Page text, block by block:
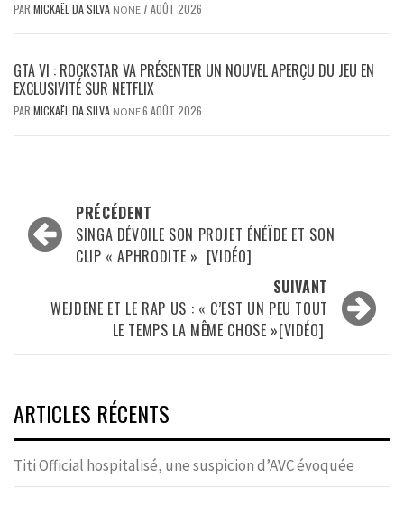
PAR MICKAËL DA SILVA NONE 7 AOÛT 2026
GTA VI : ROCKSTAR VA PRÉSENTER UN NOUVEL APERÇU DU JEU EN
EXCLUSIVITÉ SUR NETFLIX
PAR MICKAËL DA SILVA NONE6 AOÛT 2026
Navigation
d’article
PRÉCÉDENT
SINGA DÉVOILE SON PROJET ÉNÉÏDE ET SON
CLIP « APHRODITE » [VIDÉO]
SUIVANT
WEJDENE ET LE RAP US : « C’EST UN PEU TOUT
LE TEMPS LA MÊME CHOSE »[VIDÉO]
ARTICLES RÉCENTS
Titi Official hospitalisé, une suspicion d’AVC évoquée